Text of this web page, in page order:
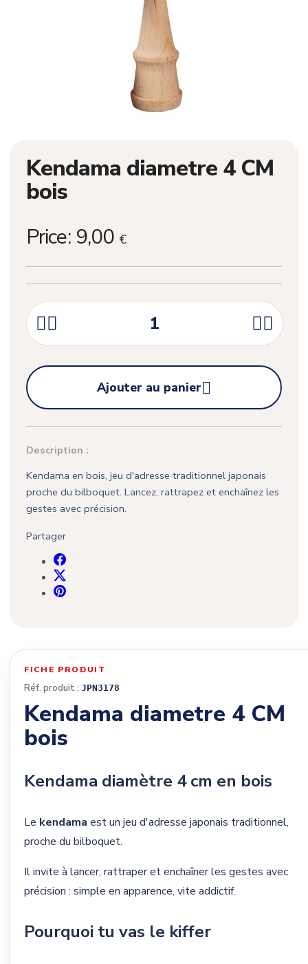
Kendama diametre 4 CM
bois
Price: 9,00 €
 

Ajouter au panier
Description :
Kendama en bois, jeu d'adresse traditionnel japonais
proche du bilboquet. Lancez, rattrapez et enchaînez les
gestes avec précision.
Partager
FICHE PRODUIT
Réf. produit : JPN3178
Kendama diametre 4 CM
bois
Kendama diamètre 4 cm en bois
Le kendama est un jeu d'adresse japonais traditionnel,
proche du bilboquet.
Il invite à lancer, rattraper et enchaîner les gestes avec
précision : simple en apparence, vite addictif.
Pourquoi tu vas le kiffer